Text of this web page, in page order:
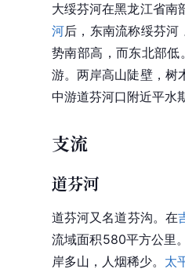
大绥芬河在黑龙江省南
河后，东南流称绥芬
势南部高，而东北部
游。两岸高山陡壁，树
中游道芬河口附近平
支流
道芬河
道芬河又名道芬沟。在
流域面积580平方公里
岸多山，人烟稀少。 太